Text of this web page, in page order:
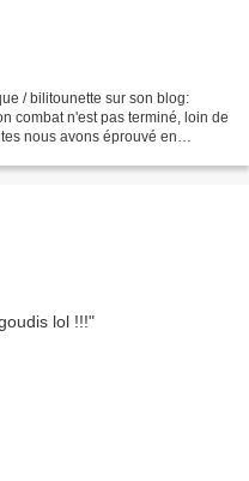
/ bilitounette sur son blog:
combat n'est pas terminé, loin de
nous avons éprouvé en